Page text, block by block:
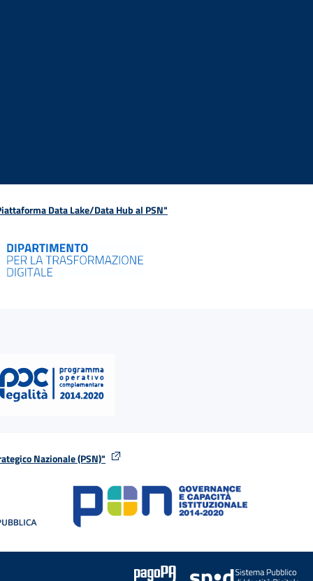
Data Lake/Data Hub al PSN"
Nazionale (PSN)"